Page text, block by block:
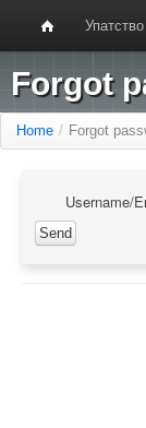
Forgot
Home / Forgot
Username/